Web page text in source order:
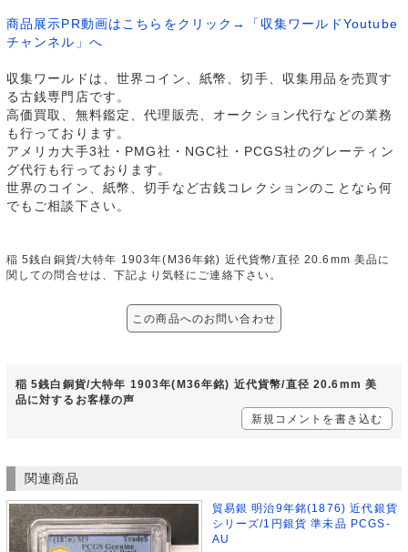
商品展示PR動画はこちらをクリック→「収集ワールドYoutube
チャンネル」へ
収集ワールドは、世界コイン、紙幣、切手、収集用品を売買す
る古銭専門店です。
高価買取、無料鑑定、代理販売、オークション代行などの業務
も行っております。
アメリカ大手3社・PMG社・NGC社・PCGS社のグレーティン
グ代行も行っております。
世界のコイン、紙幣、切手など古銭コレクションのことなら何
でもご相談下さい。
稲 5銭白銅貨/大特年 1903年(M36年銘) 近代貨幣/直径 20.6mm 美品に
関しての問合せは、下記より気軽にご連絡下さい。
この商品へのお問い合わせ
稲 5銭白銅貨/大特年 1903年(M36年銘) 近代貨幣/直径 20.6mm 美
品に対するお客様の声
新規コメントを書き込む
関連商品
貿易銀 明治9年銘(1876) 近代銀貨
シリーズ/1円銀貨 準未品 PCGS-
AU